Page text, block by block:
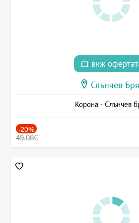
виж
Слънчев
Корона - Слънчев
-20%
49.08€